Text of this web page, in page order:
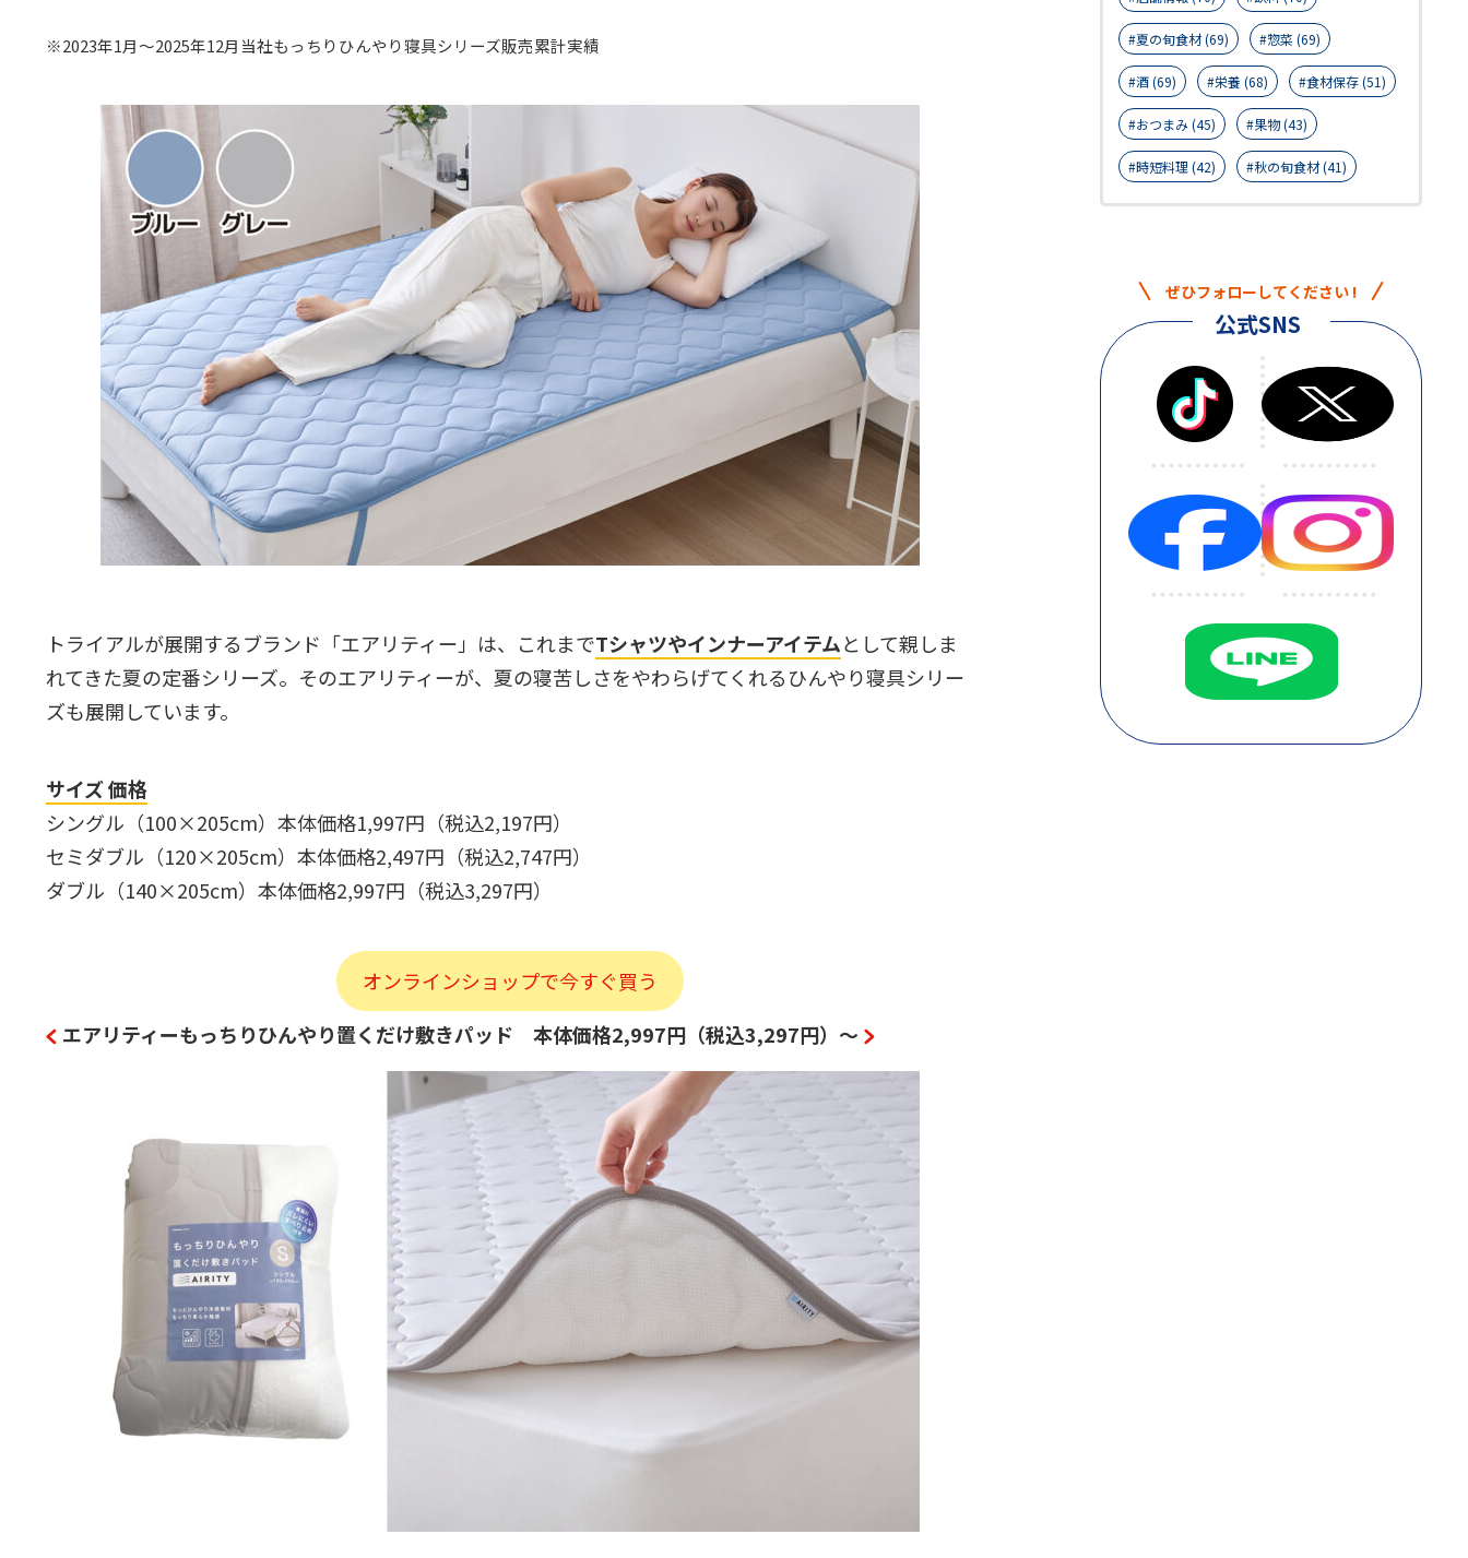
※2023年1月～2025年12月当社もっちりひんやり寝具シリーズ販売累計実績
トライアルが展開するブランド「エアリティー」は、これまでTシャツやインナーアイテムとして親しま
れてきた夏の定番シリーズ。そのエアリティーが、夏の寝苦しさをやわらげてくれるひんやり寝具シリー
ズも展開しています。
サイズ 価格
シングル（100×205cm）本体価格1,997円（税込2,197円）
セミダブル（120×205cm）本体価格2,497円（税込2,747円）
ダブル（140×205cm）本体価格2,997円（税込3,297円）
オンラインショップで今すぐ買う
エアリティーもっちりひんやり置くだけ敷きパッド 本体価格2,997円（税込3,297円）～
夏の旬食材 (69) 惣菜 (69)
酒 (69) 栄養 (68) 食材保存 (51)
おつまみ (45) 果物 (43)
時短料理 (42) 秋の旬食材 (41)
ぜひフォローしてください !
公式SNS